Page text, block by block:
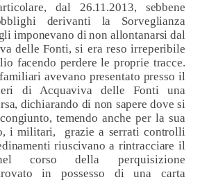
dal 26.11.2013, sebbene
derivanti la Sorveglianza
imponevano di non allontanarsi dal
delle Fonti, si era reso irreperibile
facendo perdere le proprie tracce.
avevano presentato presso il
di Acquaviva delle Fonti una
dichiarando di non sapere dove si
temendo anche per la sua
i militari,
grazie a serrati controlli
riuscivano a rintracciare il
corso della perquisizione
in possesso di una carta